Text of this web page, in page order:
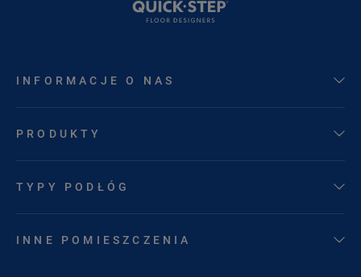
INFORMACJE O NAS
PRODUKTY
TYPY PODŁÓG
INNE POMIESZCZENIA